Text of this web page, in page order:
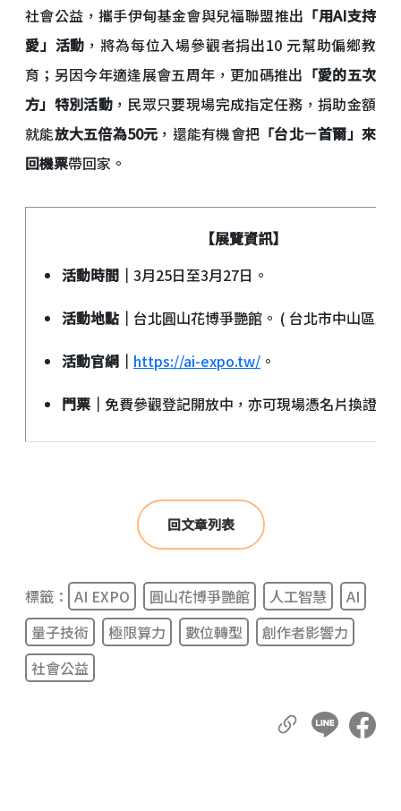
社會公益，攜手伊甸基金會與兒福聯盟推出 「用AI支持
愛」活動 ，將為每位入場參觀者捐出10 元幫助偏鄉教
育；另因今年適逢展會五周年，更加碼推出 「愛的五次
方」特別活動 ，民眾只要現場完成指定任務，捐助金額
就能放大五倍為50元 ，還能有機會把 「台北－首爾」來
回機票帶回家。
【展覽資訊】
活動時間｜ 3月25日至3月27日。
活動地點｜ 台北圓山花博爭艷館。 ( 台北市中山區玉
活動官網｜ https://ai-expo.tw/ 。
門票｜ 免費參觀登記開放中，亦可現場憑名片換證免
回文章列表
標籤： AI EXPO 圓山花博爭艷館 人工智慧
AI
量子技術
極限算力 數位轉型
創作者影響力
社會公益